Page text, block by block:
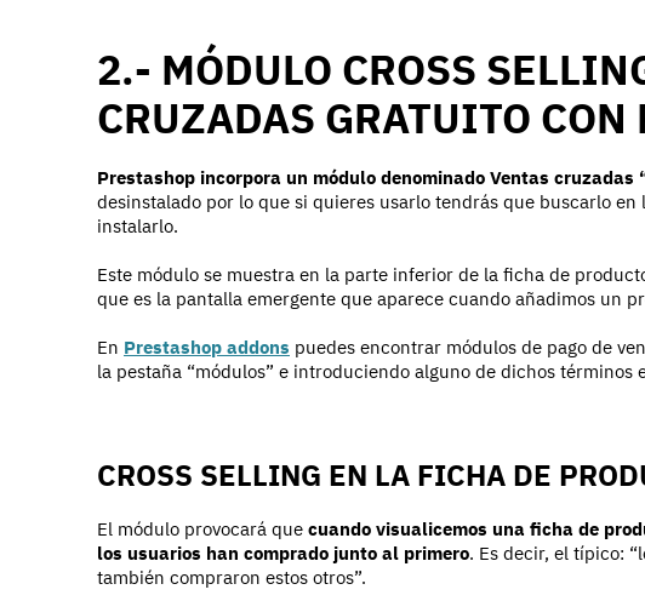
2.- MÓDULO CROSS
CRUZADAS GRATUITO CON
Prestashop incorpora un módulo denominado Ventas cruzadas
desinstalado por lo que si quieres usarlo tendrás que buscarlo en
instalarlo.
Este módulo se muestra en la parte inferior de la ficha de
que es la pantalla emergente que aparece cuando añadimos un
En Prestashop addons puedes encontrar módulos de pago de
la pestaña “módulos” e introduciendo alguno de dichos términos
CROSS SELLING EN LA FICHA DE
El módulo provocará que cuando visualicemos una ficha de
los usuarios han comprado junto al primero. Es decir, el típico:
también compraron estos otros”.